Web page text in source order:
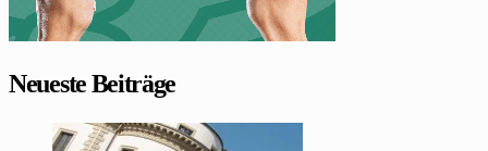
Neueste Beiträge